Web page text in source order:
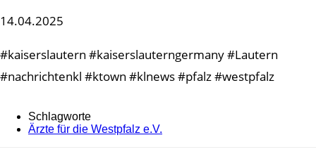
14.04.2025
#kaiserslautern #kaiserslauterngermany #Lautern
#nachrichtenkl #ktown #klnews #pfalz #westpfalz
Schlagworte
Ärzte für die Westpfalz e.V.